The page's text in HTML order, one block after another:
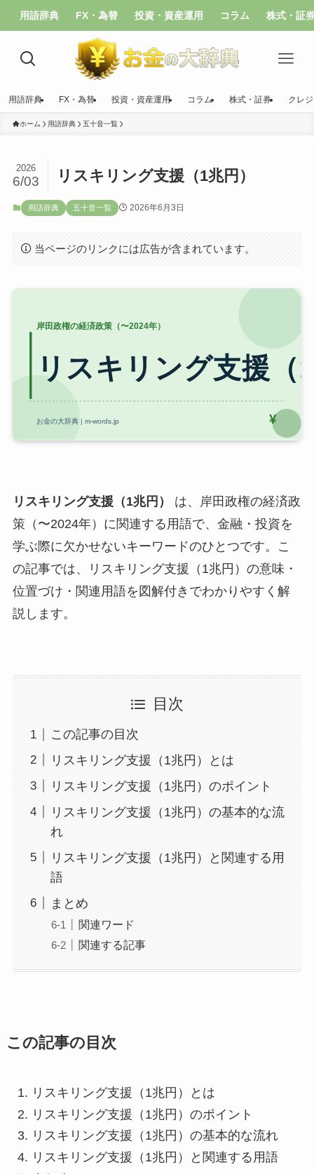
用語辞典 FX・為替 投資・資産運用 コラム 株式・証
用語辞典 FX・為替 投資・資産運用 コラム 株式・証券 クレ
ホーム 用語辞典 五十音一覧
リスキリング支援（1兆円）
2026
6/03
用語辞典 五十音一覧 2026年6月3日
当ページのリンクには広告が含まれています。
リスキリング支援（1兆円）
は、岸田政権の経済政
策（〜2024年）に関連する用語で、金融・投資を
学ぶ際に欠かせないキーワードのひとつです。こ
の記事では、リスキリング支援（1兆円）の意味・
位置づけ・関連用語を図解付きでわかりやすく解
説します。
目次
この記事の目次
リスキリング支援（1兆円）とは
リスキリング支援（1兆円）のポイント
リスキリング支援（1兆円）の基本的な流
れ
リスキリング支援（1兆円）と関連する用
語
まとめ
関連ワード
関連する記事
この記事の目次
リスキリング支援（1兆円）とは
リスキリング支援（1兆円）のポイント
リスキリング支援（1兆円）の基本的な流れ
リスキリング支援（1兆円）と関連する用語